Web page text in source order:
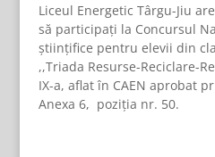
Liceul Energetic Târgu-Jiu
să participați la Concursul
științifice pentru elevii din
,,Triada Resurse-Reciclare-
IX-a, aflat în CAEN aprobat
Anexa 6, poziția nr. 50.